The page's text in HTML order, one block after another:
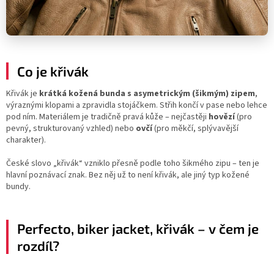
Co je křivák
Křivák je krátká kožená bunda s asymetrickým (šikmým) zipem,
výraznými klopami a zpravidla stojáčkem. Střih končí v pase nebo lehce
pod ním. Materiálem je tradičně pravá kůže – nejčastěji hovězí(pro
pevný, strukturovaný vzhled) nebo ovčí(pro měkčí, splývavější
charakter).
České slovo „křivák“ vzniklo přesně podle toho šikmého zipu – ten je
hlavní poznávací znak. Bez něj už to není křivák, ale jiný typ kožené
bundy.
Perfecto, biker jacket, křivák – v čem je
rozdíl?